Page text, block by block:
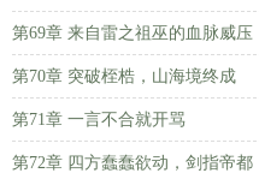
第69章 来自雷之祖巫的血脉威压
第70章 突破桎梏，山海境终成
第71章 一言不合就开骂
第72章 四方蠢蠢欲动，剑指帝都